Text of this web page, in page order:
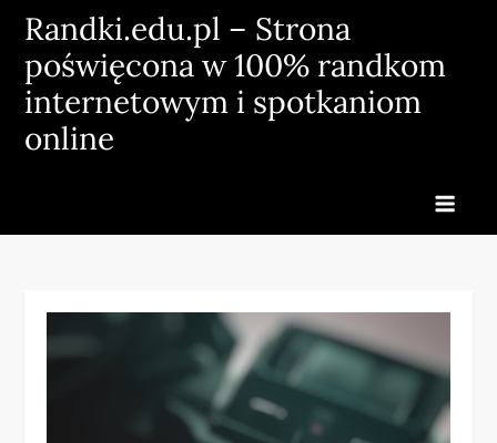
Skip
content
Randki.edu.pl – Strona
poświęcona w 100% randkom
internetowym i spotkaniom
online